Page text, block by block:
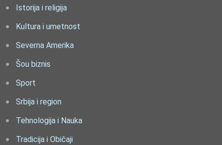
Istorija i religija
Kultura i umetnost
Severna Amerika
Šou biznis
Sport
Srbija i region
Tehnologija i Nauka
Tradicija i Običaji